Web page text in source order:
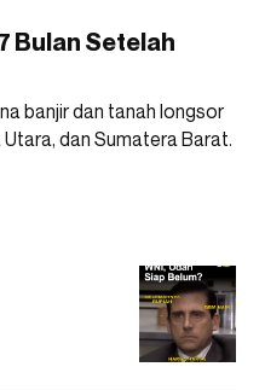
Bulan Setelah
banjir dan tanah longsor
dan Sumatera Barat.